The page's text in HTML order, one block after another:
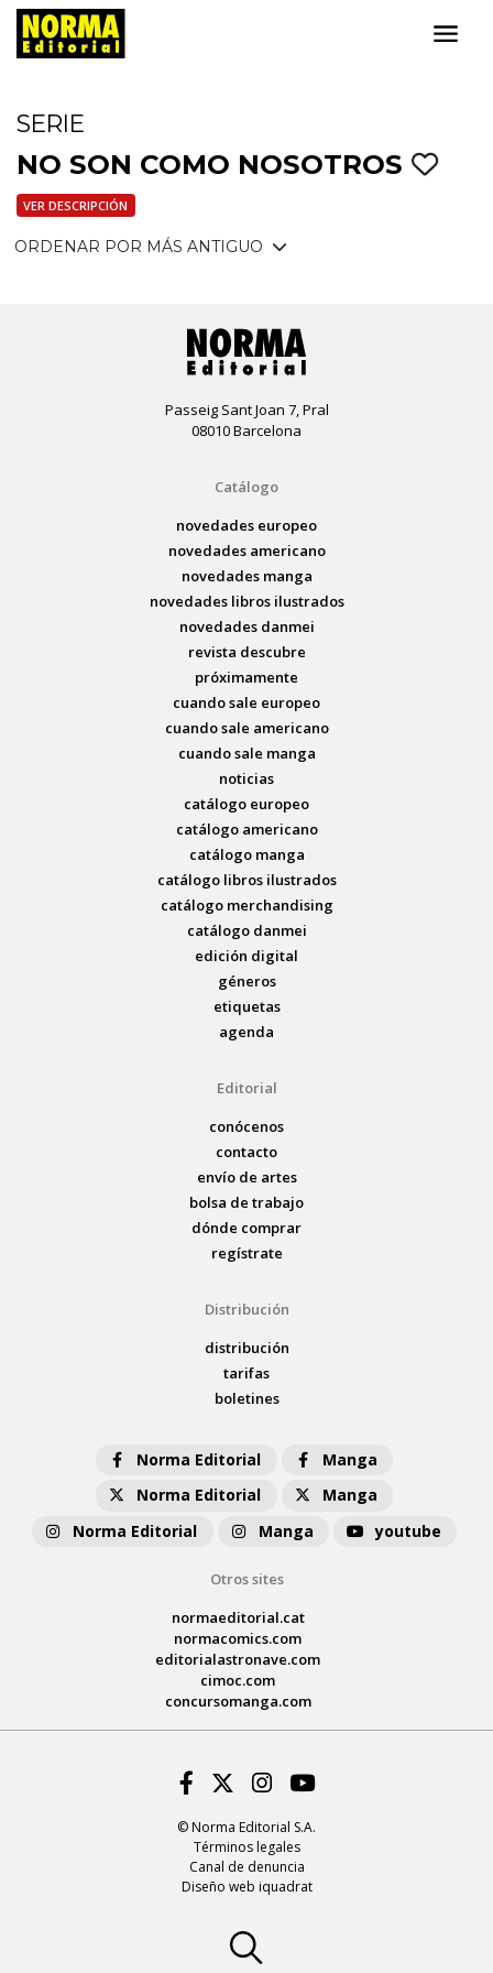
SERIE
NO SON COMO NOSOTROS
VER DESCRIPCIÓN
ORDENAR POR MÁS ANTIGUO
Passeig Sant Joan 7, Pral
08010 Barcelona
Catálogo
novedades europeo
novedades americano
novedades manga
novedades libros ilustrados
novedades danmei
revista descubre
próximamente
cuando sale europeo
cuando sale americano
cuando sale manga
noticias
catálogo europeo
catálogo americano
catálogo manga
catálogo libros ilustrados
catálogo merchandising
catálogo danmei
edición digital
géneros
etiquetas
agenda
Editorial
conócenos
contacto
envío de artes
bolsa de trabajo
dónde comprar
regístrate
Distribución
distribución
tarifas
boletines
Norma Editorial
Manga
Norma Editorial
Manga
Norma Editorial
Manga youtube
Otros sites
normaeditorial.cat
normacomics.com
editorialastronave.com
cimoc.com
concursomanga.com
© Norma Editorial S.A.
Términos legales
Canal de denuncia
Diseño web iquadrat
Facebook
Twitter
Instagram
Youtube